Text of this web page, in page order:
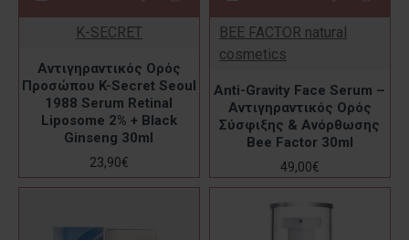
K-SECRET
Αντιγηραντικός Ορός
Προσώπου K-Secret Seoul
1988 Serum Retinal
Liposome 2% + Black
Ginseng 30ml
23,90€
BEE FACTOR natural
cosmetics
Anti-Gravity Face Serum –
Αντιγηραντικός Ορός
Σύσφιξης & Ανόρθωσης
Bee Factor 30ml
49,00€